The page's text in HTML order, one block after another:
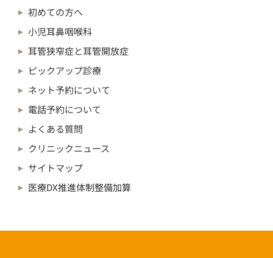
初めての方へ
小児耳鼻咽喉科
耳管狭窄症と耳管開放症
ピックアップ診療
ネット予約について
電話予約について
よくある質問
クリニックニュース
サイトマップ
医療DX推進体制整備加算